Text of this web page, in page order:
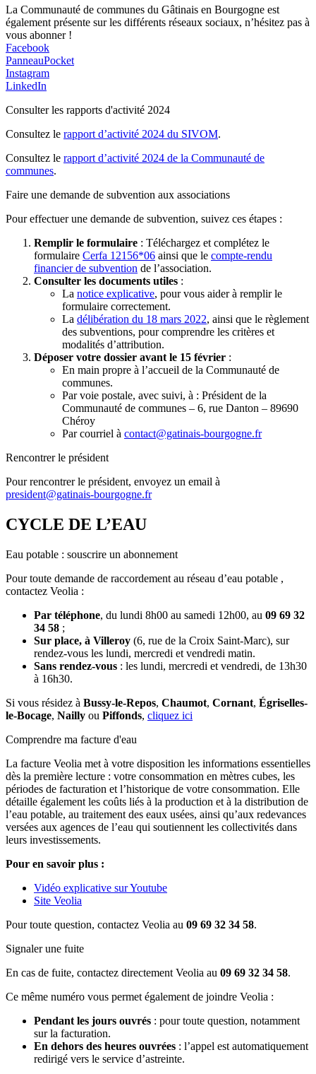
La Communauté de communes du Gâtinais en Bourgogne est
également présente sur les différents réseaux sociaux, n’hésitez pas à
vous abonner !
Facebook
PanneauPocket
Instagram
LinkedIn
Consulter les rapports d'activité 2024
Consultez le rapport d’activité 2024 du SIVOM.
Consultez le rapport d’activité 2024 de la Communauté de
communes.
Faire une demande de subvention aux associations
Pour effectuer une demande de subvention, suivez ces étapes :
Remplir le formulaire : Téléchargez et complétez le
formulaire Cerfa 12156*06 ainsi que le compte-rendu
financier de subvention de l’association.
Consulter les documents utiles :
La notice explicative, pour vous aider à remplir le
formulaire correctement.
La délibération du 18 mars 2022, ainsi que le règlement
des subventions, pour comprendre les critères et
modalités d’attribution.
Déposer votre dossier avant le 15 février :
En main propre à l’accueil de la Communauté de
communes.
Par voie postale, avec suivi, à : Président de la
Communauté de communes – 6, rue Danton – 89690
Chéroy
Par courriel à contact@gatinais-bourgogne.fr
Rencontrer le président
Pour rencontrer le président, envoyez un email à
president@gatinais-bourgogne.fr
CYCLE DE L’EAU
Eau potable : souscrire un abonnement
Pour toute demande de raccordement au réseau d’eau potable ,
contactez Veolia :
Par téléphone, du lundi 8h00 au samedi 12h00, au 09 69 32
34 58 ;
Sur place, à Villeroy (6, rue de la Croix Saint-Marc), sur
rendez-vous les lundi, mercredi et vendredi matin.
Sans rendez-vous : les lundi, mercredi et vendredi, de 13h30
à 16h30.
Si vous résidez à Bussy-le-Repos, Chaumot, Cornant, Égriselles-
le-Bocage, Nailly ou Piffonds, cliquez ici
Comprendre ma facture d'eau
La facture Veolia met à votre disposition les informations essentielles
dès la première lecture : votre consommation en mètres cubes, les
périodes de facturation et l’historique de votre consommation. Elle
détaille également les coûts liés à la production et à la distribution de
l’eau potable, au traitement des eaux usées, ainsi qu’aux redevances
versées aux agences de l’eau qui soutiennent les collectivités dans
leurs investissements.
Pour en savoir plus :
Vidéo explicative sur Youtube
Site Veolia
Pour toute question, contactez Veolia au 09 69 32 34 58.
Signaler une fuite
En cas de fuite, contactez directement Veolia au 09 69 32 34 58.
Ce même numéro vous permet également de joindre Veolia :
Pendant les jours ouvrés : pour toute question, notamment
sur la facturation.
En dehors des heures ouvrées : l’appel est automatiquement
redirigé vers le service d’astreinte.